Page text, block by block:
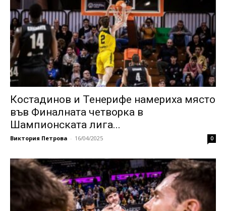
Костадинов и Тенерифе намериха място
във Финалната четворка в
Шампионската лига...
Виктория Петрова - 16/04/2025 0